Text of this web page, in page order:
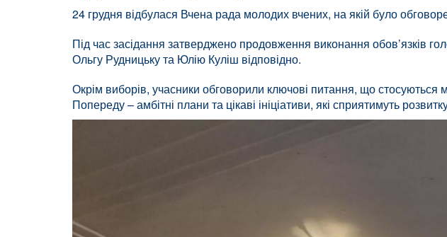
24 грудня відбулася Вчена рада молодих вчених, на якій було
Під час засідання затверджено продовження виконання обов’язків
Ольгу Рудницьку та Юлію Куліш відповідно.
Окрім виборів, учасники обговорили ключові питання, що стосуються
Попереду – амбітні плани та цікаві ініціативи, які сприятимуть